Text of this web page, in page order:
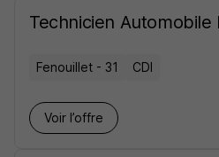
Technicien Automobile
Fenouillet - 31 CDI
Voir l’offre